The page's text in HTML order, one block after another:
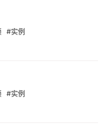
#实例
#实例